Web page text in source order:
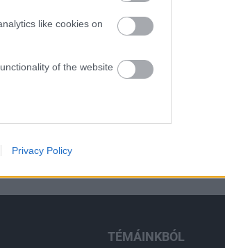
like cookies on
of the website
including
other user protection.
Privacy Policy
FELHASZNÁLTA
EGÉSZ ÉVRE
TÉMÁINKBÓL